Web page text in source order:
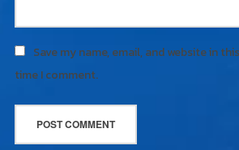
Save my name, email, and website in
time I comment.